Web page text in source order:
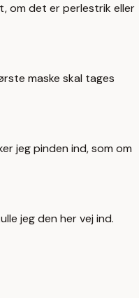
om det er perlestrik eller
maske skal tages
jeg pinden ind, som om
jeg den her vej ind.